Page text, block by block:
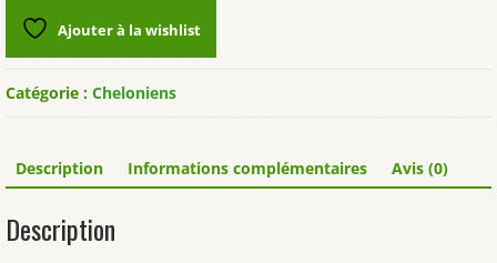
n°14
Ajouter à la wishlist
Catégorie : Cheloniens
Description Informations complémentaires Avis (0)
Description